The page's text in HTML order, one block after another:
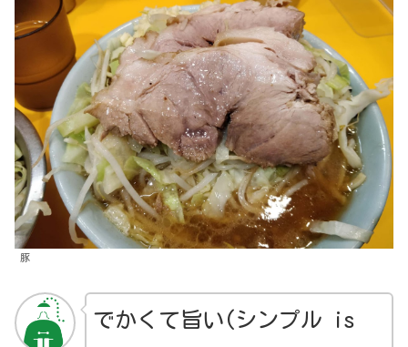
豚
でかくて旨い( シンプル is